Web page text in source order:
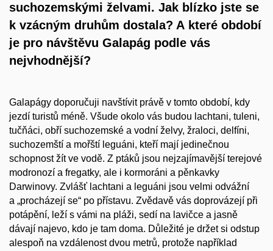
suchozemskými želvami. Jak blízko jste se
k vzácným druhům dostala? A které období
je pro návštěvu Galapág podle vás
nejvhodnější?
Galapágy doporučuji navštívit právě v tomto období, kdy
jezdí turistů méně. Všude okolo vás budou lachtani, tuleni,
tučňáci, obří suchozemské a vodní želvy, žraloci, delfíni,
suchozemští a mořští leguáni, kteří mají jedinečnou
schopnost žít ve vodě. Z ptáků jsou nejzajímavější terejové
modronozí a fregatky, ale i kormoráni a pěnkavky
Darwinovy. Zvlášť lachtani a leguáni jsou velmi odvážní
a „procházejí se“ po přístavu. Zvědavě vás doprovázejí při
potápění, leží s vámi na pláži, sedí na lavičce a jasně
dávají najevo, kdo je tam doma. Důležité je držet si odstup
alespoň na vzdálenost dvou metrů, protože například